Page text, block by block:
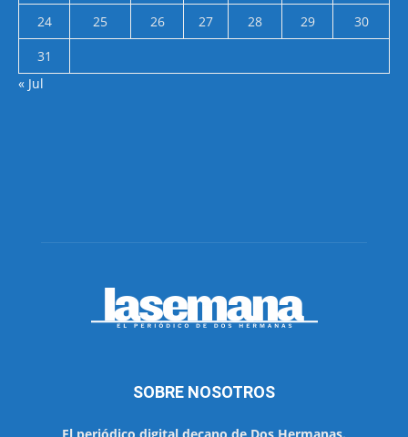
24
25 26 27 28 29
30
31
« Jul
SOBRE NOSOTROS